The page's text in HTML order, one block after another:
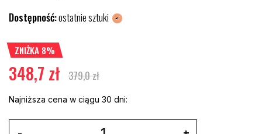
Dostępność:ostatnie sztuki
ZNIŻKA 8%
348,7 zł 379,0 zł
Najniższa cena w ciągu 30 dni: